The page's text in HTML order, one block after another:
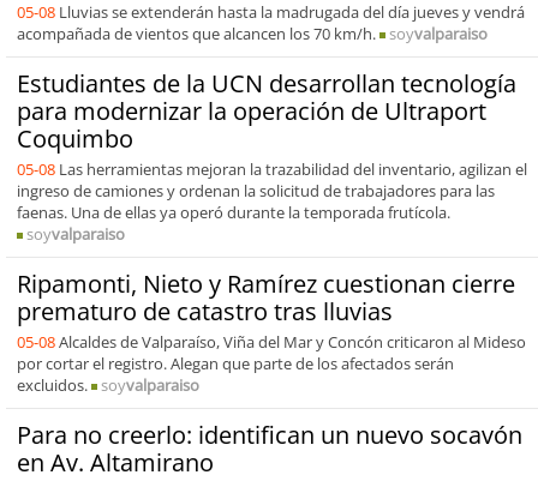
05-08 Lluvias se extenderán hasta la madrugada del día jueves y vendrá
acompañada de vientos que alcancen los 70 km/h.
soyvalparaiso
Estudiantes de la UCN desarrollan tecnología
para modernizar la operación de Ultraport
Coquimbo
05-08 Las herramientas mejoran la trazabilidad del inventario, agilizan el
ingreso de camiones y ordenan la solicitud de trabajadores para las
faenas. Una de ellas ya operó durante la temporada frutícola.
soyvalparaiso
Ripamonti, Nieto y Ramírez cuestionan cierre
prematuro de catastro tras lluvias
05-08Alcaldes de Valparaíso, Viña del Mar y Concón criticaron al Mideso
por cortar el registro. Alegan que parte de los afectados serán
excluidos.
soyvalparaiso
Para no creerlo: identifican un nuevo socavón
en Av. Altamirano